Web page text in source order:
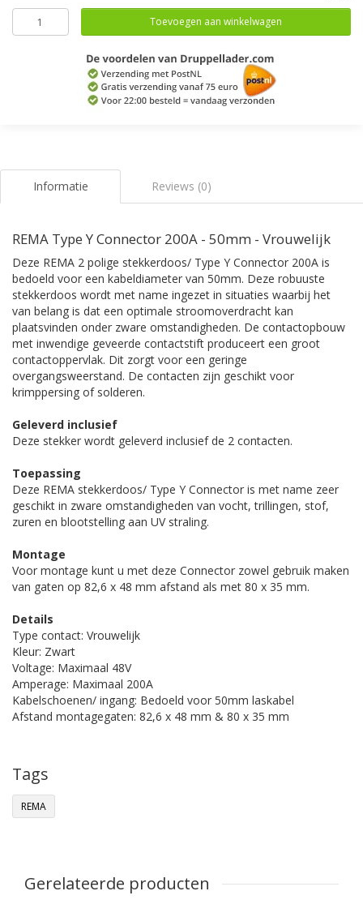
Toevoegen aan winkelwagen
Informatie Reviews (0)
REMA Type Y Connector 200A - 50mm - Vrouwelijk
Deze REMA 2 polige stekkerdoos/ Type Y Connector 200A is
bedoeld voor een kabeldiameter van 50mm. Deze robuuste
stekkerdoos wordt met name ingezet in situaties waarbij het
van belang is dat een optimale stroomoverdracht kan
plaatsvinden onder zware omstandigheden. De contactopbouw
met inwendige geveerde contactstift produceert een groot
contactoppervlak. Dit zorgt voor een geringe
overgangsweerstand. De contacten zijn geschikt voor
krimppersing of solderen.
Geleverd inclusief
Deze stekker wordt geleverd inclusief de 2 contacten.
Toepassing
Deze REMA stekkerdoos/ Type Y Connector is met name zeer
geschikt in zware omstandigheden van vocht, trillingen, stof,
zuren en blootstelling aan UV straling.
Montage
Voor montage kunt u met deze Connector zowel gebruik maken
van gaten op 82,6 x 48 mm afstand als met 80 x 35 mm.
Details
Type contact: Vrouwelijk
Kleur: Zwart
Voltage: Maximaal 48V
Amperage: Maximaal 200A
Kabelschoenen/ ingang: Bedoeld voor 50mm laskabel
Afstand montagegaten: 82,6 x 48 mm & 80 x 35 mm
Tags
REMA
Gerelateerde producten